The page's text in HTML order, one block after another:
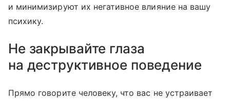
и минимизируют их негативное влияние на вашу
психику.
Не закрывайте глаза
на деструктивное поведение
Прямо говорите человеку, что вас не устраивает